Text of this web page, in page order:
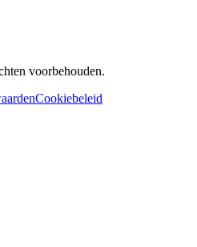
voorbehouden.
Cookiebeleid